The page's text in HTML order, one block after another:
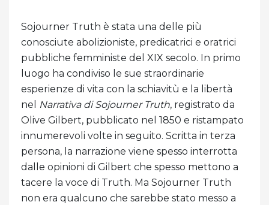
Sojourner Truth è stata una delle più
conosciute abolizioniste, predicatrici e oratrici
pubbliche femministe del XIX secolo. In primo
luogo ha condiviso le sue straordinarie
esperienze di vita con la schiavitù e la libertà
nel
Narrativa di Sojourner Truth, registrato da
Olive Gilbert, pubblicato nel 1850 e ristampato
innumerevoli volte in seguito. Scritta in terza
persona, la narrazione viene spesso interrotta
dalle opinioni di Gilbert che spesso mettono a
tacere la voce di Truth. Ma Sojourner Truth
non era qualcuno che sarebbe stato messo a